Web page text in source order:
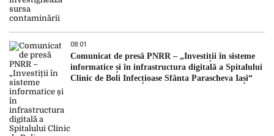
08:01
Comunicat de presă PNRR – „Investiții în sisteme
informatice și în infrastructura digitală a Spitalului
Clinic de Boli Infecțioase Sfânta Parascheva Iași“